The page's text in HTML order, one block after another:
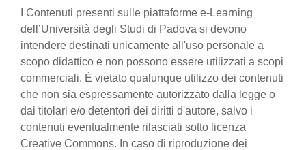
I Contenuti presenti sulle piattaforme e-Learning
dell’Università degli Studi di Padova si devono
intendere destinati unicamente all'uso personale a
scopo didattico e non possono essere utilizzati a scopi
commerciali. È vietato qualunque utilizzo dei contenuti
che non sia espressamente autorizzato dalla legge o
dai titolari e/o detentori dei diritti d'autore, salvo i
contenuti eventualmente rilasciati sotto licenza
Creative Commons. In caso di riproduzione dei